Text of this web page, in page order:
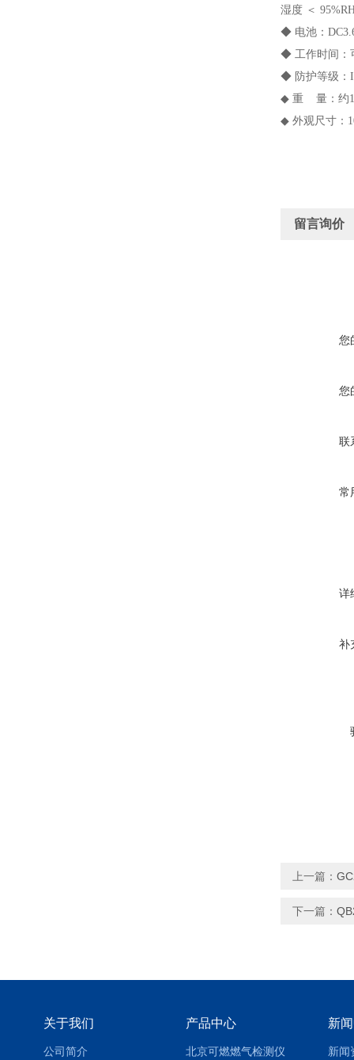
湿度 ＜
◆ 电池：
◆ 工作时间：
◆ 防护等级：
◆ 重 量：约
◆ 外观尺寸：
留言询价
您
您
联
常
详
补
上一篇：
下一篇：
关于我们
公司简介
产品中心
北京可燃燃气检测仪
新
新闻